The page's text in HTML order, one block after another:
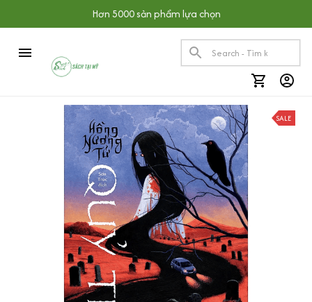
Hơn 5000 sản phẩm lựa chọn
SALE